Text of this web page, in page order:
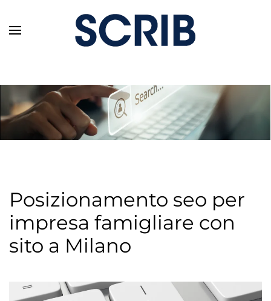
Skip to main content
Posizionamento seo per
impresa famigliare con
sito a Milano